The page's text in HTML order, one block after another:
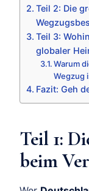
Teil 2: Die
Teil 3:
globaler
Warum
Wegzug
Fazit: Geh
Teil 1:
beim